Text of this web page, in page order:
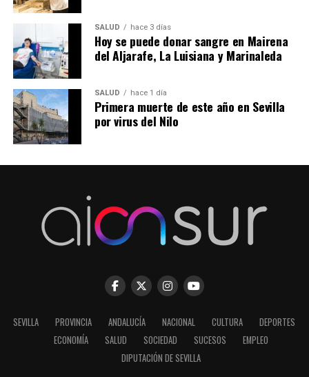
SALUD hace 3 días
Hoy se puede donar sangre en Mairena
del Aljarafe, La Luisiana y Marinaleda
SALUD hace 1 día
Primera muerte de este año en Sevilla
por virus del Nilo
SEVILLA PROVINCIA ANDALUCÍA NACIONAL CULTURA
DEPORTES
ECONOMÍA
SALUD SOCIEDAD SUCESOS
EMPLEO
DIPUTACIÓN DE SEVILLA